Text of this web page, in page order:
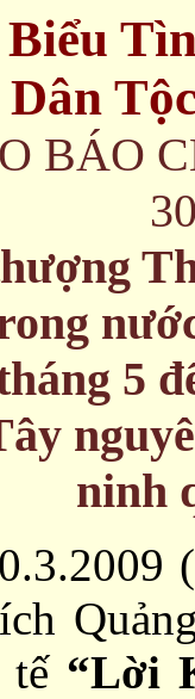
BÁO
5
ninh
tế “Lời